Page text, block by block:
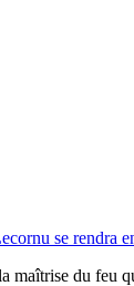
se rendra
maîtrise du feu